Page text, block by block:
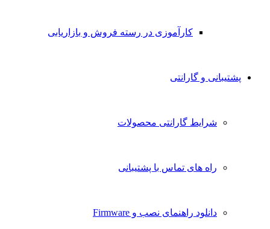
کارآموزی در رسته فروش و بازاریابی
پشتیبانی و گارانتی
شرایط گارانتی محصولات
راه های تماس با پشتیبانی
دانلود راهنمای نصب و Firmware